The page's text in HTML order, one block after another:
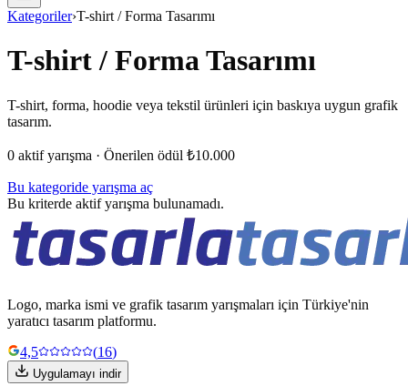
Kategoriler›T-shirt / Forma Tasarımı
T-shirt / Forma Tasarımı
T-shirt, forma, hoodie veya tekstil ürünleri için baskıya uygun grafik
tasarım.
0 aktif yarışma · Önerilen ödül ₺10.000
Bu kategoride yarışma aç
Bu kriterde aktif yarışma bulunamadı.
Logo, marka ismi ve grafik tasarım yarışmaları için Türkiye'nin
yaratıcı tasarım platformu.
4,5
(16)
Uygulamayı indir